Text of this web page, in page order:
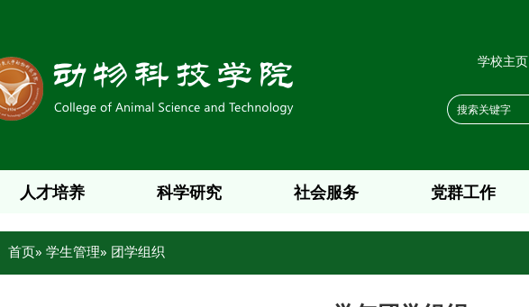
学校主页
人才培养 科学研究 社会服务 党群工作
首页» 学生管理» 团学组织